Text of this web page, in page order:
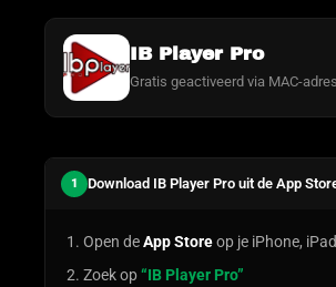
IB Player Pro
Gratis geactiveerd via MAC-adres
1 Download IB Player Pro uit de App
Open deApp Storeop je iPhone,
Zoek op“IB Player Pro”